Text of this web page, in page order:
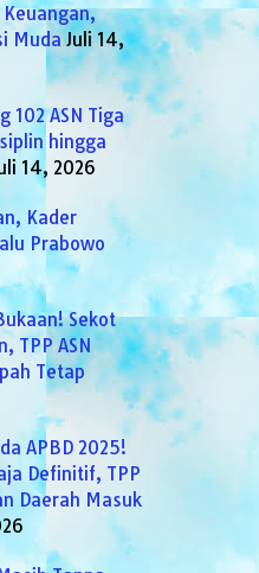
Muda Juli 14,
102 ASN Tiga
hingga
14, 2026
Kader
Prabowo
Sekot
TPP ASN
Tetap
APBD 2025!
Definitif, TPP
Daerah Masuk